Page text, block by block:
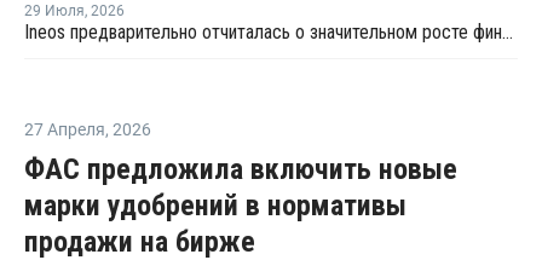
29 Июля, 2026
Ineos предварительно отчиталась о значительном росте финансовых показателей
27 Апреля, 2026
ФАС предложила включить новые
марки удобрений в нормативы
продажи на бирже